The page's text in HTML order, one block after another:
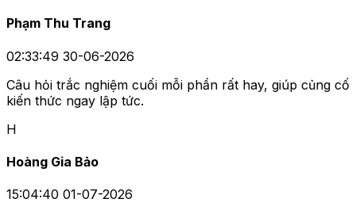
Phạm Thu Trang
02:33:49 30-06-2026
Câu hỏi trắc nghiệm cuối mỗi phần rất hay, giúp củng cố
kiến thức ngay lập tức.
H
Hoàng Gia Bảo
15:04:40 01-07-2026